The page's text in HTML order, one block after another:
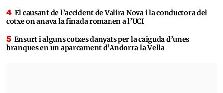
El causant de l’accident de Valira Nova i la conductora del
cotxe on anava la finada romanen a l’UCI
Ensurt i alguns cotxes danyats per la caiguda d’unes
branques en un aparcament d’Andorra la Vella